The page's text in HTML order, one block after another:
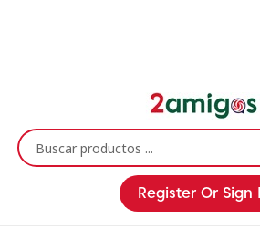
Register Or Sign